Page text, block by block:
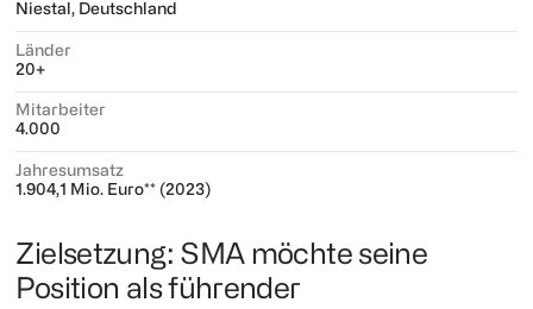
Niestal, Deutschland
Länder
20+
Mitarbeiter
4.000
Jahresumsatz
1.904,1 Mio. Euro** (2023)
Zielsetzung: SMA möchte seine
Position als führender